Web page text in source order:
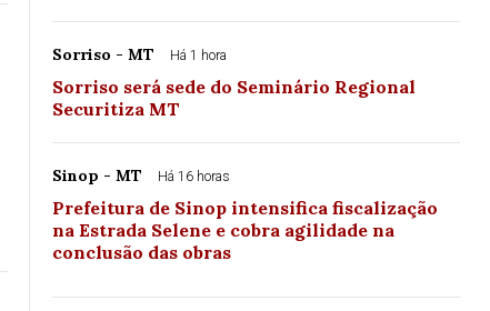
Sorriso - MT Há 1 hora
Sorriso será sede do Seminário Regional
Securitiza MT
Sinop - MT Há 16 horas
Prefeitura de Sinop intensifica fiscalização
na Estrada Selene e cobra agilidade na
conclusão das obras